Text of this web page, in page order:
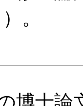
。